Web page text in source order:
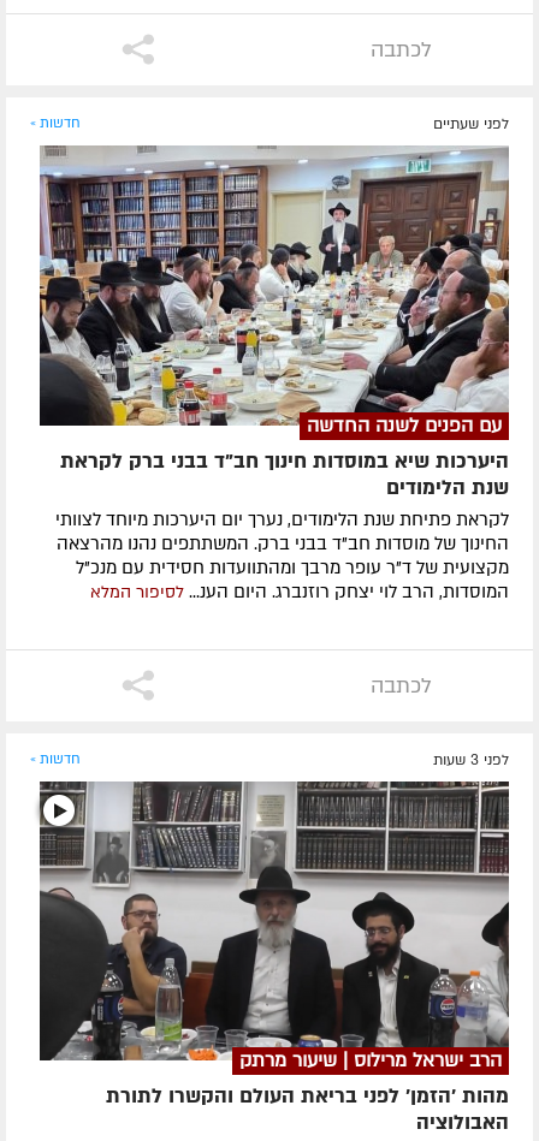
לכתבה
לפני שעתיים חדשות »
עם הפנים לשנה החדשה
היערכות שיא במוסדות חינוך חב"ד בבני ברק לקראת
שנת הלימודים
לקראת פתיחת שנת הלימודים, נערך יום היערכות מיוחד לצוותי
החינוך של מוסדות חב"ד בבני ברק. המשתתפים נהנו מהרצאה
מקצועית של ד"ר עופר מרבך ומהתוועדות חסידית עם מנכ"ל
המוסדות, הרב לוי יצחק רוזנברג. היום הענ... לסיפור המלא
לכתבה
לפני 3 שעות חדשות »
הרב ישראל מרילוס | שיעור מרתק
מהות 'הזמן' לפני בריאת העולם והקשרו לתורת
האבולוציה